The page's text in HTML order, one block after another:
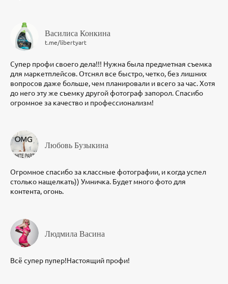
Василиса Конкина
t.me/libertyart
Супер профи своего дела!!! Нужна была предметная съемка
для маркетплейсов. Отснял все быстро, четко, без лишних
вопросов даже больше, чем планировали и всего за час. Хотя
до него эту же съемку другой фотограф запорол. Спасибо
огромное за качество и профессионализм!
Любовь Бузыкина
Огромное спасибо за классные фотографии, и когда успел
столько нащелкать)) Умничка. Будет много фото для
контента, огонь.
Людмила Васина
Всё супер пупер!Настоящий профи!